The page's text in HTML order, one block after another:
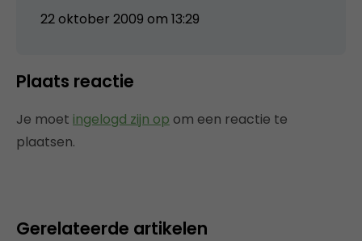
22 oktober 2009 om 13:29
Plaats reactie
Je moet ingelogd zijn op om een reactie te
plaatsen.
Gerelateerde artikelen